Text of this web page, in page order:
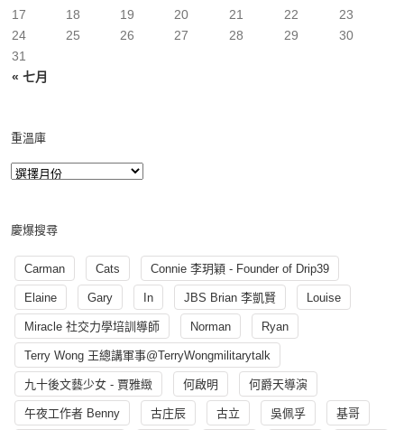
« 七月
17
18 19 20 21 22
23
24
25 26 27 28 29
30
31
重溫庫
慶爆搜尋
Carman Cats Connie 李玥穎 - Founder of Drip39
Elaine Gary In JBS Brian 李凱賢 Louise
Miracle 社交力學培訓導師 Norman Ryan
Terry Wong 王總講軍事@TerryWongmilitarytalk
九十後文藝少女 - 賈雅緻 何啟明 何爵天導演
午夜工作者 Benny 古庄辰 古立 吳佩孚 基哥